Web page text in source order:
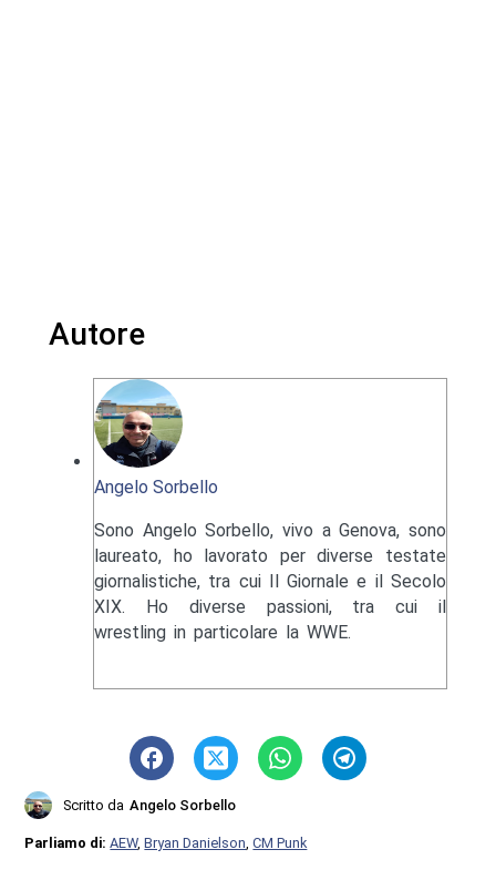
Autore
Angelo Sorbello
Sono Angelo Sorbello, vivo a Genova, sono
laureato, ho lavorato per diverse testate
giornalistiche, tra cui Il Giornale e il Secolo
XIX. Ho diverse passioni, tra cui il
wrestling in particolare la WWE.
Scritto da Angelo Sorbello
Parliamo di:AEW,Bryan Danielson ,CM Punk